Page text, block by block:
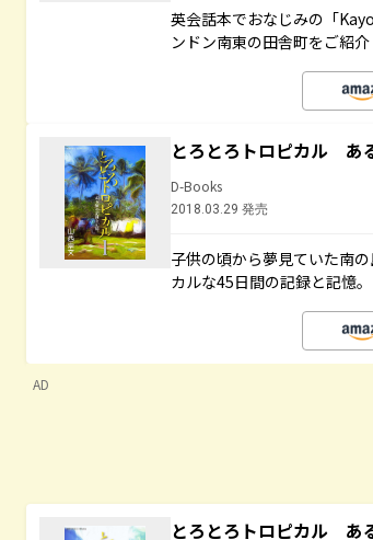
英会話本でおなじみの「
ンドン南東の田舎町をご紹介
とろとろトロピカル あ
D-Books
2018.03.29 発売
子供の頃から夢見ていた南
カルな45日間の記録と記憶。
AD
とろとろトロピカル あ